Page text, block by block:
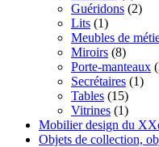
Guéridons (2)
Lits (1)
Meubles de
Miroirs (8)
Porte-manteaux
Secrétaires (1)
Tables (15)
Vitrines (1)
Mobilier design du
Objets de collection,